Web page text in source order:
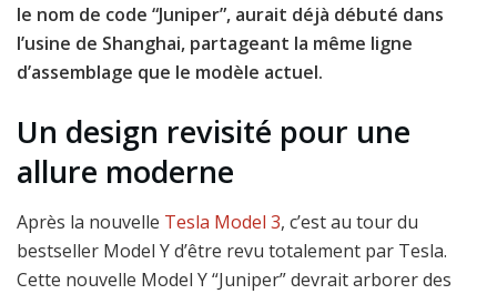
le nom de code “Juniper”, aurait déjà débuté dans
l’usine de Shanghai, partageant la même ligne
d’assemblage que le modèle actuel.
Un design revisité pour une
allure moderne
Après la nouvelle Tesla Model 3, c’est au tour du
bestseller Model Y d’être revu totalement par Tesla.
Cette nouvelle Model Y “Juniper” devrait arborer des